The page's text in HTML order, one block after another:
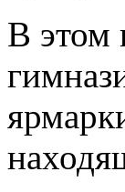
В этом